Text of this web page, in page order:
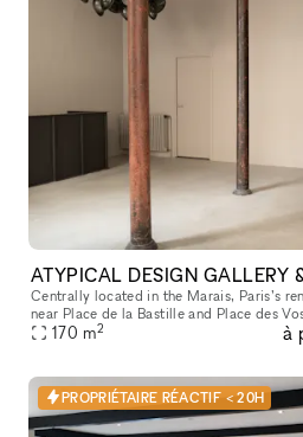
Centrally located in the Marais, Paris’s
near Place de la Bastille and Place des
gallery space with an additional 30 sqm
170 m2 à
PROPRIÉTAIRE RÉACTIF < 20H